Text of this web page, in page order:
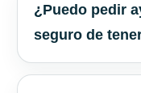
¿Puedo pedir
seguro de